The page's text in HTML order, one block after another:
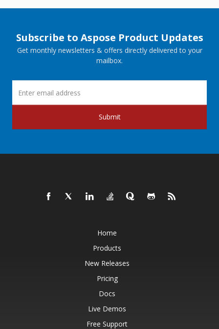
Subscribe to Aspose Product Updates
Get monthly newsletters & offers directly delivered to your
mailbox.
Submit
Home
Products
New Releases
Pricing
Docs
Live Demos
Free Support